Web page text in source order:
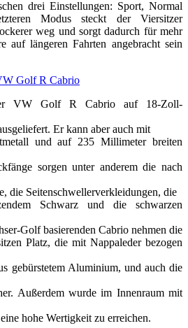
drei Einstellungen: Sport, Normal
Modus steckt der Viersitzer
weg und sorgt dadurch für mehr
auf längeren Fahrten angebracht sein
VW Golf R Cabrio auf 18-Zoll-
Er kann aber auch mit
und auf 235 Millimeter breiten
sorgen unter anderem die nach
die Seitenschwellerverkleidungen, die
Schwarz und die schwarzen
Golf basierenden Cabrio nehmen die
Platz, die mit Nappaleder bezogen
gebürstetem Aluminium, und auch die
Außerdem wurde im Innenraum mit
hohe Wertigkeit zu erreichen.